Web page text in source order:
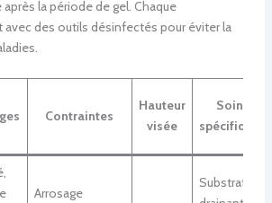
la période de gel. Chaque
des outils désinfectés pour éviter la
Contraintes
Hauteur
visée
Soins
spécifiques
Arrosage
Substrat